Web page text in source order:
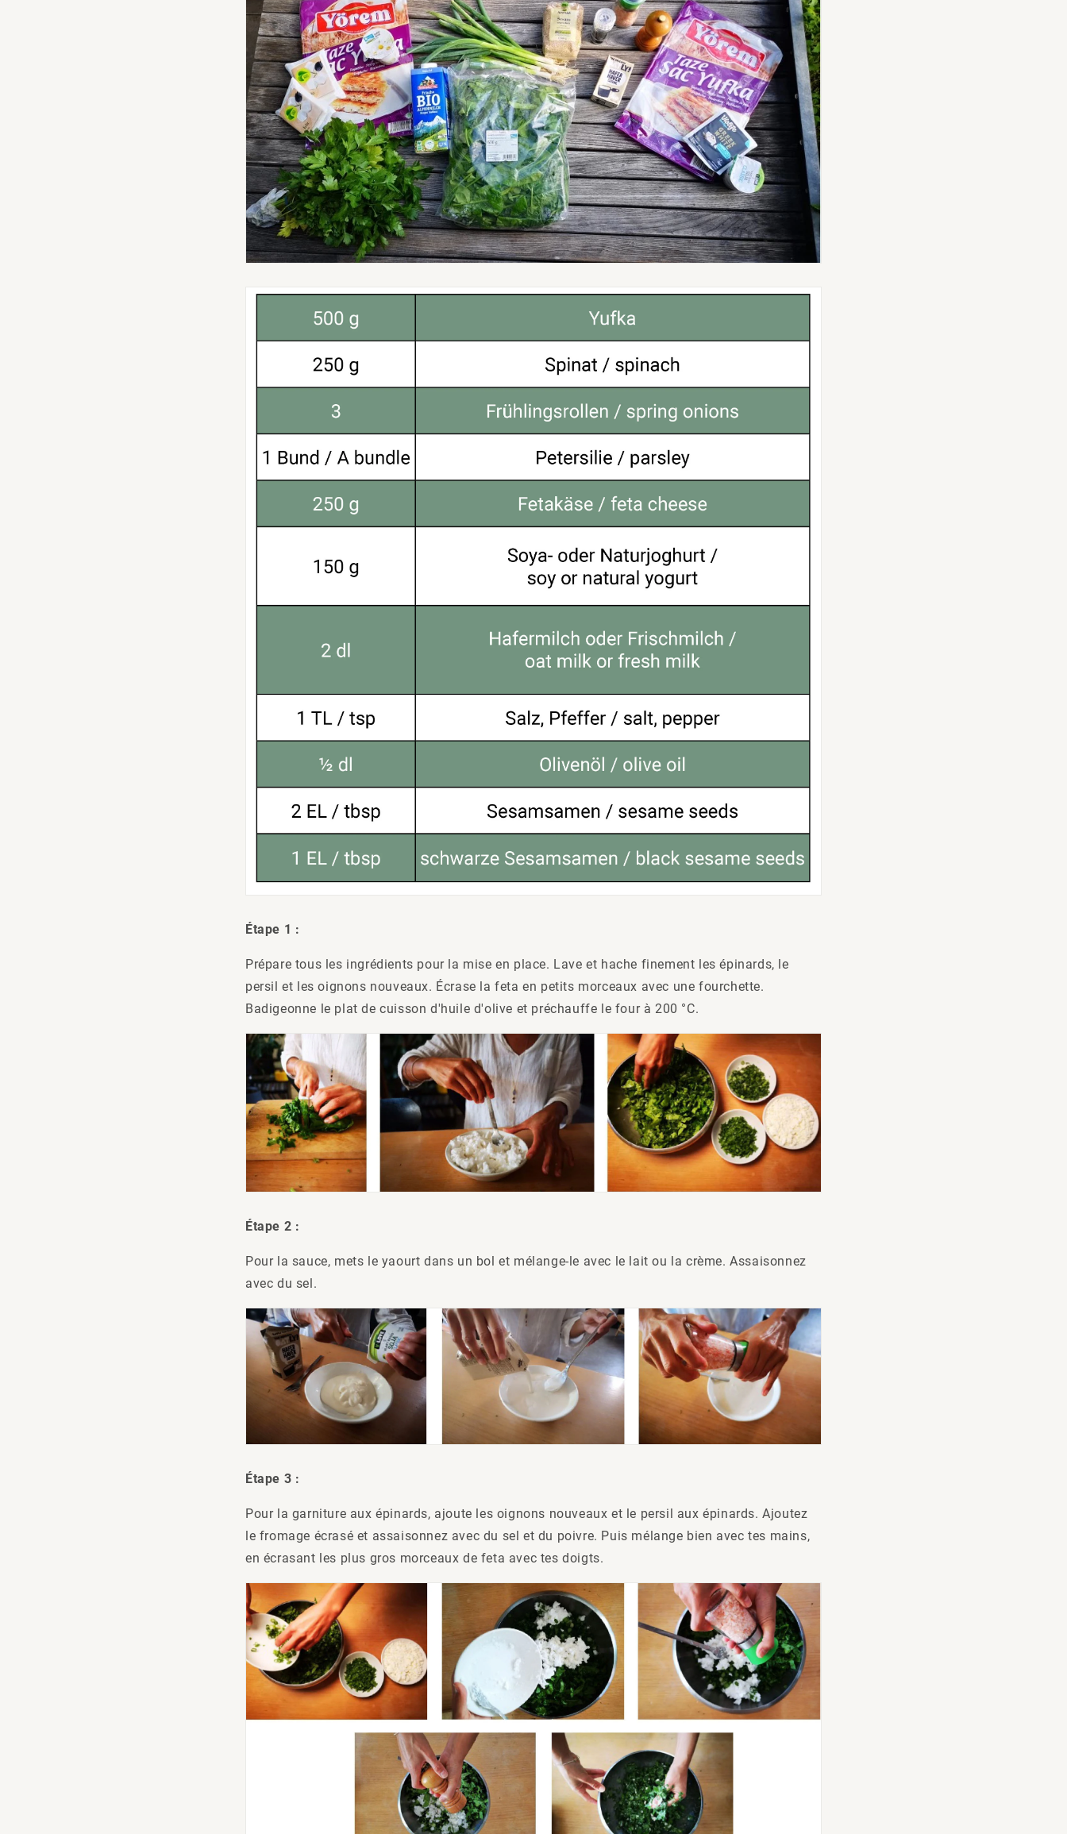
Étape 1 :
Prépare tous les ingrédients pour la mise en place. Lave et hache finement les épinards, le
persil et les oignons nouveaux. Écrase la feta en petits morceaux avec une fourchette.
Badigeonne le plat de cuisson d'huile d'olive et préchauffe le four à 200 °C.
Étape 2 :
Pour la sauce, mets le yaourt dans un bol et mélange-le avec le lait ou la crème. Assaisonnez
avec du sel.
Étape 3 :
Pour la garniture aux épinards, ajoute les oignons nouveaux et le persil aux épinards. Ajoutez
le fromage écrasé et assaisonnez avec du sel et du poivre. Puis mélange bien avec tes mains,
en écrasant les plus gros morceaux de feta avec tes doigts.